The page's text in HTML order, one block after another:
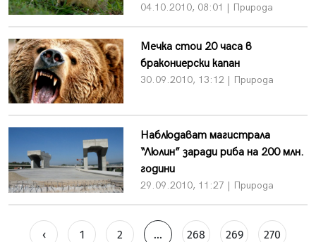
04.10.2010, 08:01 | Природа
Мечка стои 20 часа в
бракониерски капан
30.09.2010, 13:12 | Природа
Наблюдават магистрала
“Люлин” заради риба на 200 млн.
години
29.09.2010, 11:27 | Природа
‹ 1 2 ... 268 269 270